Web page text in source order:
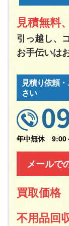
見積無料
引っ越し、
お手伝いは
見積り依頼
さい
年中無休 9:00
メールで
買取価格
不用品回